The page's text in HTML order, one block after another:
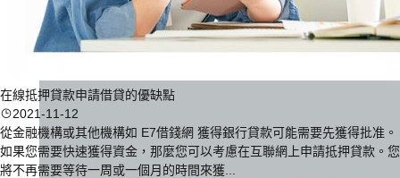
在線抵押貸款申請借貸的優缺點
2021-11-12
從金融機構或其他機構如 E7借錢網 獲得銀行貸款可能需要先獲得批准。
如果您需要快速獲得資金，那麼您可以考慮在互聯網上申請抵押貸款。您
將不再需要等待一周或一個月的時間來獲...